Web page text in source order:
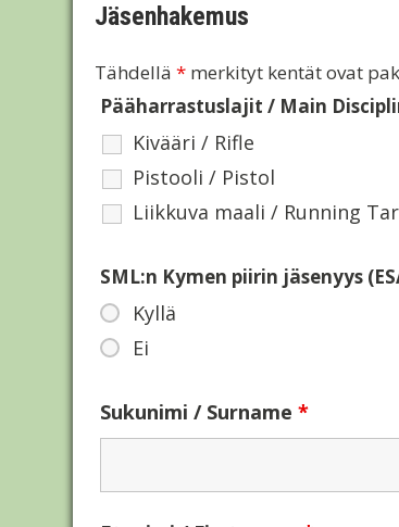
Jäsenhakemus
Tähdellä * merkityt kentät ovat
Pääharrastuslajit / Main
Kivääri / Rifle
Pistooli / Pistol
Liikkuva maali / Running
SML:n Kymen piirin jäsenyys
Kyllä
Ei
Sukunimi / Surname *